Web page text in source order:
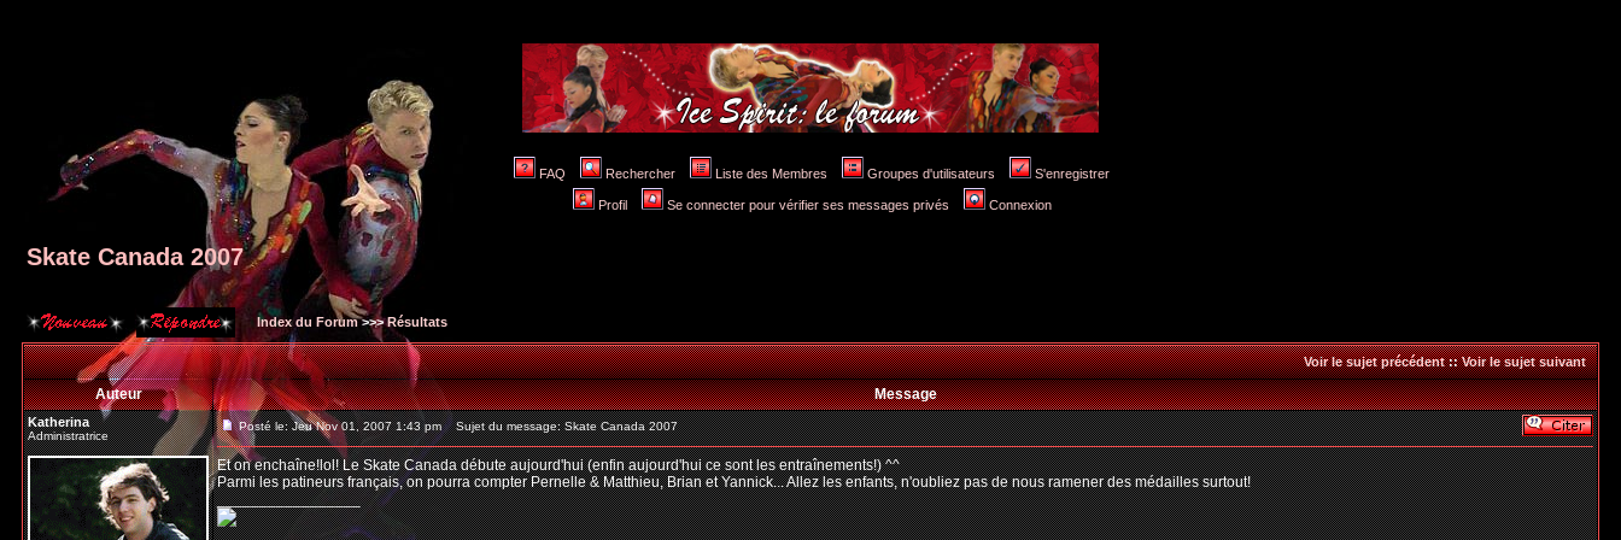
FAQ Rechercher Liste des Membres Groupes d'utilisateurs S'enregistrer
Profil Se connecter pour vérifier ses messages privés Connexion
Skate Canada 2007
Index du Forum>>>Résultats
Voir le sujet précédent::Voir le sujet suivant
Auteur Message
Katherina
Administratrice
Posté le: Jeu Nov 01, 2007 1:43 pm Sujet du message: Skate Canada 2007
Et on enchaîne!lol! Le Skate Canada débute aujourd'hui (enfin aujourd'hui ce sont les entraînements!) ^^
Parmi les patineurs français, on pourra compter Pernelle & Matthieu, Brian et Yannick... Allez les enfants, n'oubliez pas de nous ramener des médailles surtout!
_________________